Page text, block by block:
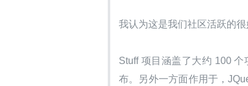
我认为这是我们社区活跃的
Stuff 项目涵盖了大约 100
布。另外一方面作用于，